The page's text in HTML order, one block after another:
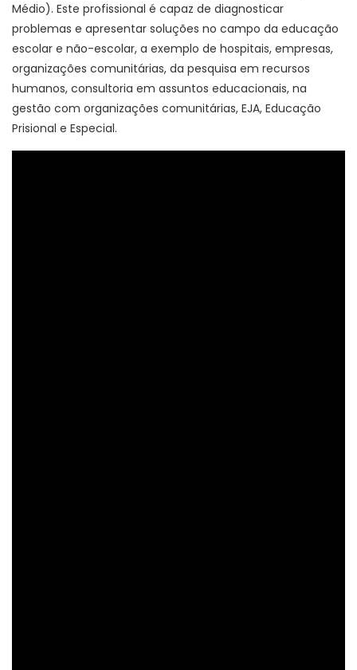
Médio). Este profissional é capaz de diagnosticar
problemas e apresentar soluções no campo da educação
escolar e não-escolar, a exemplo de hospitais, empresas,
organizações comunitárias, da pesquisa em recursos
humanos, consultoria em assuntos educacionais, na
gestão com organizações comunitárias, EJA, Educação
Prisional e Especial.